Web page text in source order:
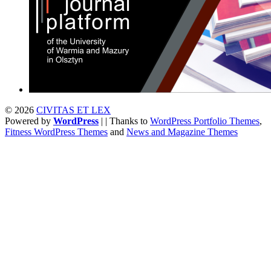
© 2026 CIVITAS ET LEX
Powered by WordPress | | Thanks to WordPress Portfolio Themes,
Fitness WordPress Themes and News and Magazine Themes